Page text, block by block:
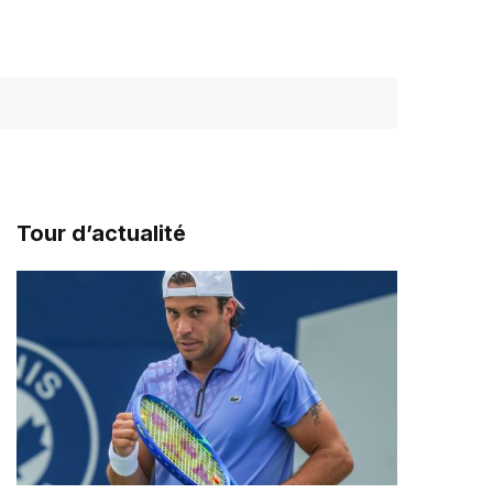
Tour d’actualité